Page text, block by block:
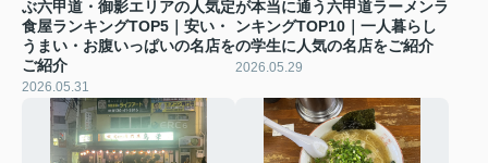
ぶ六甲道・御影エリアの人気定
食屋ランキングTOP5｜安い・
うまい・お腹いっぱいの名店を
ご紹介
2026.05.31
が本当に通う六甲道ラーメンラ
ンキングTOP10｜一人暮らし
の学生に人気の名店をご紹介
2026.05.29